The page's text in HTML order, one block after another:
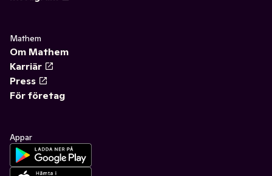
Mathem
Om Mathem
Karriär
Press
För företag
Appar